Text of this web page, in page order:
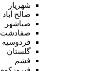
شهریار
صالح آباد
صباشهر
صفادشت
فردوسیه
گلستان
فشم